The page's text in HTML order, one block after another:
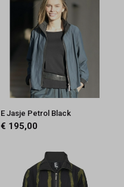
E Jasje Petrol Black
€ 195,00